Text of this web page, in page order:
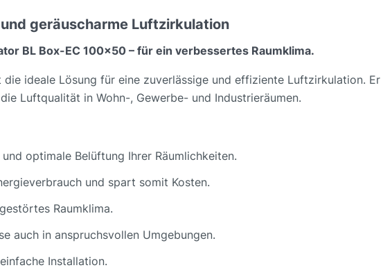
geräuscharme Luftzirkulation
BL Box-EC 100x50 – für ein verbessertes Raumklima.
ideale Lösung für eine zuverlässige und effiziente Luftzirkulation.
Luftqualität in Wohn-, Gewerbe- und Industrieräumen.
optimale Belüftung Ihrer Räumlichkeiten.
und spart somit Kosten.
Raumklima.
auch in anspruchsvollen Umgebungen.
Installation.